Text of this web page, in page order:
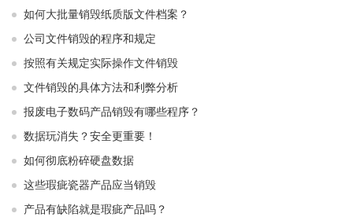
如何大批量销毁纸质版文件档案？
公司文件销毁的程序和规定
按照有关规定实际操作文件销毁
文件销毁的具体方法和利弊分析
报废电子数码产品销毁有哪些程序？
数据玩消失？安全更重要！
如何彻底粉碎硬盘数据
这些瑕疵瓷器产品应当销毁
产品有缺陷就是瑕疵产品吗？